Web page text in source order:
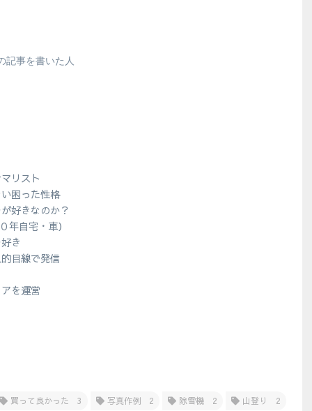
記事を書いた人
リスト
困った性格
好きなのか？
年自宅・車）
き
目線で発信
を運営
買って良かった 3 写真作例 2 除雪機 2 山登り
2